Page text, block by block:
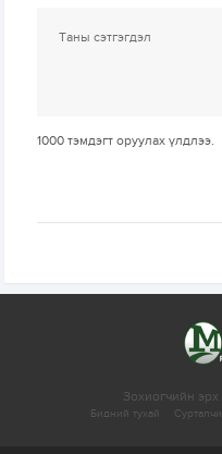
1000 тэмдэгт оруулах үлдлээ.
Зохиогчийн эрх
Бидний тухай